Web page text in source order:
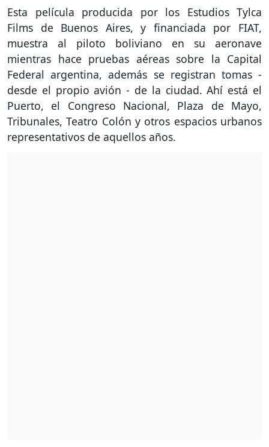
Esta película producida por los Estudios Tylca
Films de Buenos Aires, y financiada por FIAT,
muestra al piloto boliviano en su aeronave
mientras hace pruebas aéreas sobre la Capital
Federal argentina, además se registran tomas -
desde el propio avión - de la ciudad. Ahí está el
Puerto, el Congreso Nacional, Plaza de Mayo,
Tribunales, Teatro Colón y otros espacios urbanos
representativos de aquellos años.